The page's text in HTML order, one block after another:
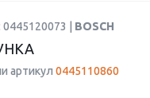
| BOSCH
артикул 0445110860